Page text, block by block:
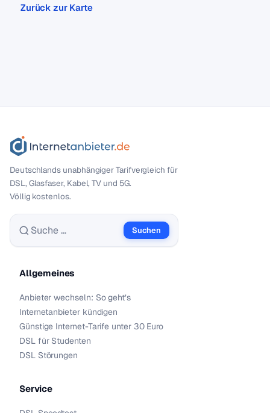
Zurück zur Karte
Deutschlands unabhängiger Tarif­vergleich für
DSL, Glasfaser, Kabel, TV und 5G.
Völlig kostenlos.
Suche nach:
Suchen
Allgemeines
Anbieter wechseln: So geht’s
Internetanbieter kündigen
Günstige Internet-Tarife unter 30 Euro
DSL für Studenten
DSL Störungen
Service